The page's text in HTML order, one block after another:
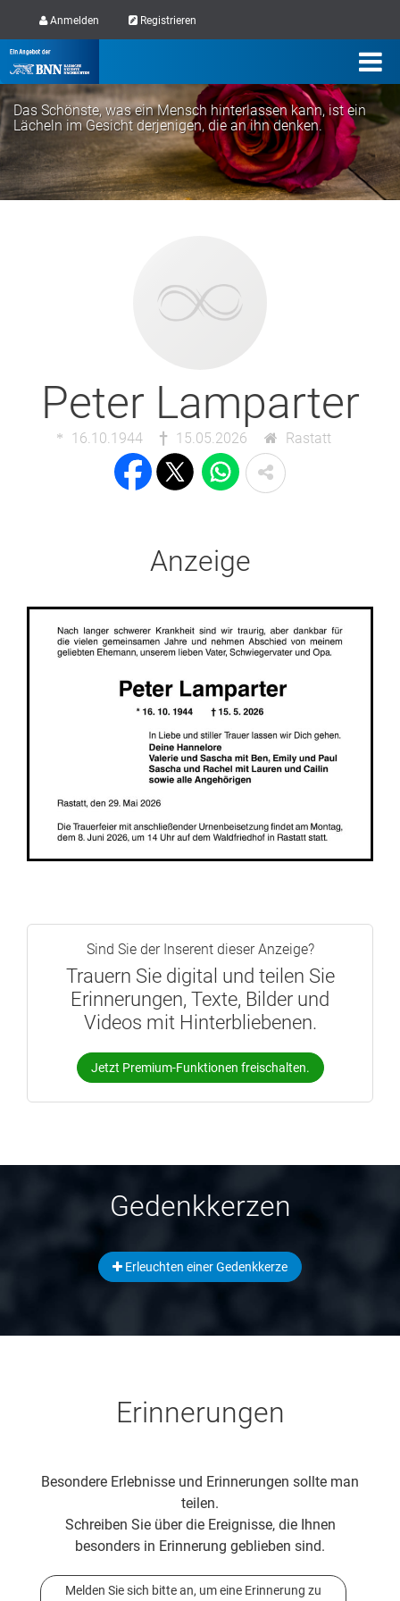
Anmelden Registrieren
Das Schönste, was ein Mensch hinterlassen kann, ist ein
Lächeln im Gesicht derjenigen, die an ihn denken.
Peter Lamparter
16.10.1944 15.05.2026 Rastatt
Anzeige
Sind Sie der Inserent dieser Anzeige?
Trauern Sie digital und teilen Sie
Erinnerungen, Texte, Bilder und
Videos mit Hinterbliebenen.
Jetzt Premium-Funktionen freischalten.
Gedenkkerzen
Erleuchten einer Gedenkkerze
Erinnerungen
Besondere Erlebnisse und Erinnerungen sollte man
teilen.
Schreiben Sie über die Ereignisse, die Ihnen
besonders in Erinnerung geblieben sind.
Melden Sie sich bitte an, um eine Erinnerung zu